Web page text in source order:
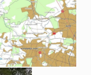
Hale